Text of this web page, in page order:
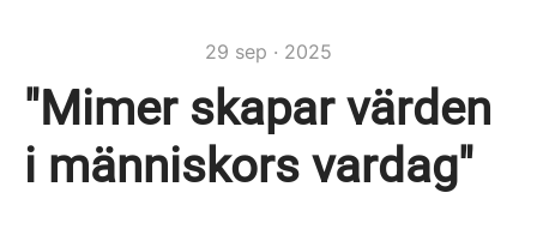
29 sep · 2025
"Mimer skapar värden
i människors vardag"